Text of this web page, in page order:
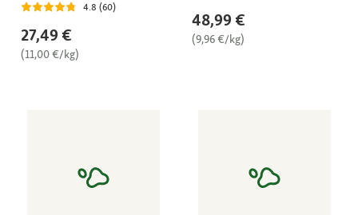
4.8 (60)
27,49 €
(11,00 €/kg)
48,99 €
(9,96 €/kg)